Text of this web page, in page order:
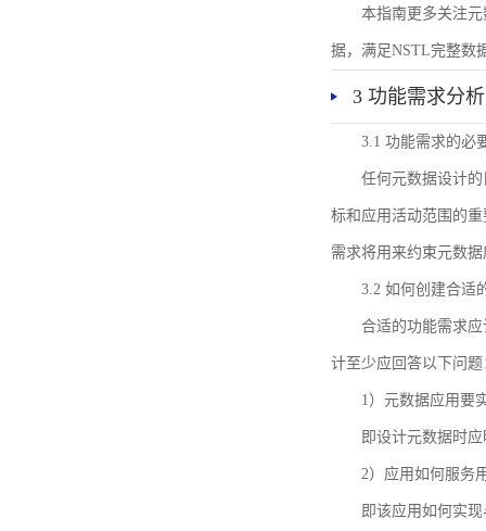
本指南更多关注
据，满足NSTL完整数
3 功能需求分析
3.1 功能需求的必
任何元数据设计
标和应用活动范围的
需求将用来约束元数
3.2 如何创建合适
合适的功能需求
计至少应回答以下问题
1）元数据应用要
即设计元数据时
2）应用如何服务
即该应用如何实